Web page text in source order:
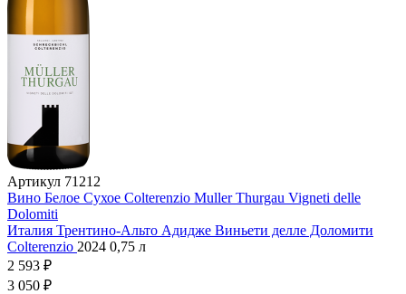
Артикул 71212
Вино Белое Сухое Colterenzio Muller Thurgau Vigneti delle
Dolomiti
Италия Трентино-Альто Адидже Виньети делле Доломити
Colterenzio 2024 0,75 л
2 593 ₽
3 050 ₽